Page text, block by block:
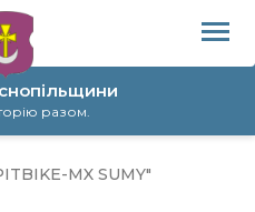
разом.
MX SUMY"